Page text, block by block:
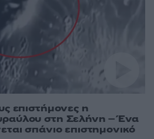
επιστήμονες η
στη Σελήνη – Ένα
σπάνιο επιστημονικό